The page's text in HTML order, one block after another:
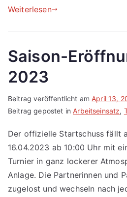
Weiterlesen
Saison-
2023
Beitrag veröffentlicht amApril 13,
Beitrag gepostet inArbeitseinsatz,
Der offizielle Startschuss fällt
16.04.2023 ab 10:00 Uhr mit
Turnier in ganz lockerer
Anlage. Die Partnerinnen und
zugelost und wechseln nach